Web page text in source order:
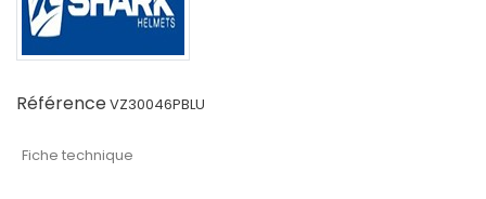
RéférenceVZ30046PBLU
Fiche technique